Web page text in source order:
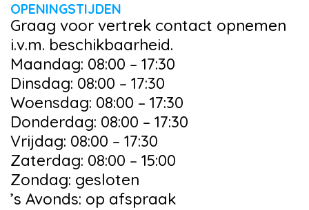
OPENINGSTIJDEN
Graag voor vertrek contact opnemen
i.v.m. beschikbaarheid.
Maandag: 08:00 – 17:30
Dinsdag: 08:00 – 17:30
Woensdag: 08:00 – 17:30
Donderdag: 08:00 – 17:30
Vrijdag: 08:00 – 17:30
Zaterdag: 08:00 – 15:00
Zondag: gesloten
’s Avonds: op afspraak